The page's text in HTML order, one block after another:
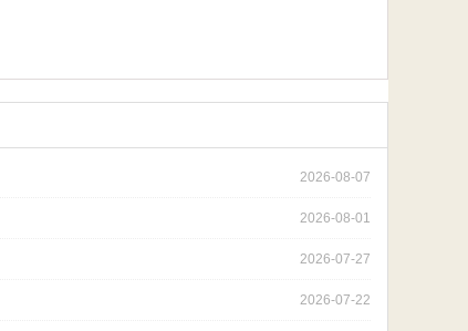
2026-08-07
2026-08-01
2026-07-27
2026-07-22